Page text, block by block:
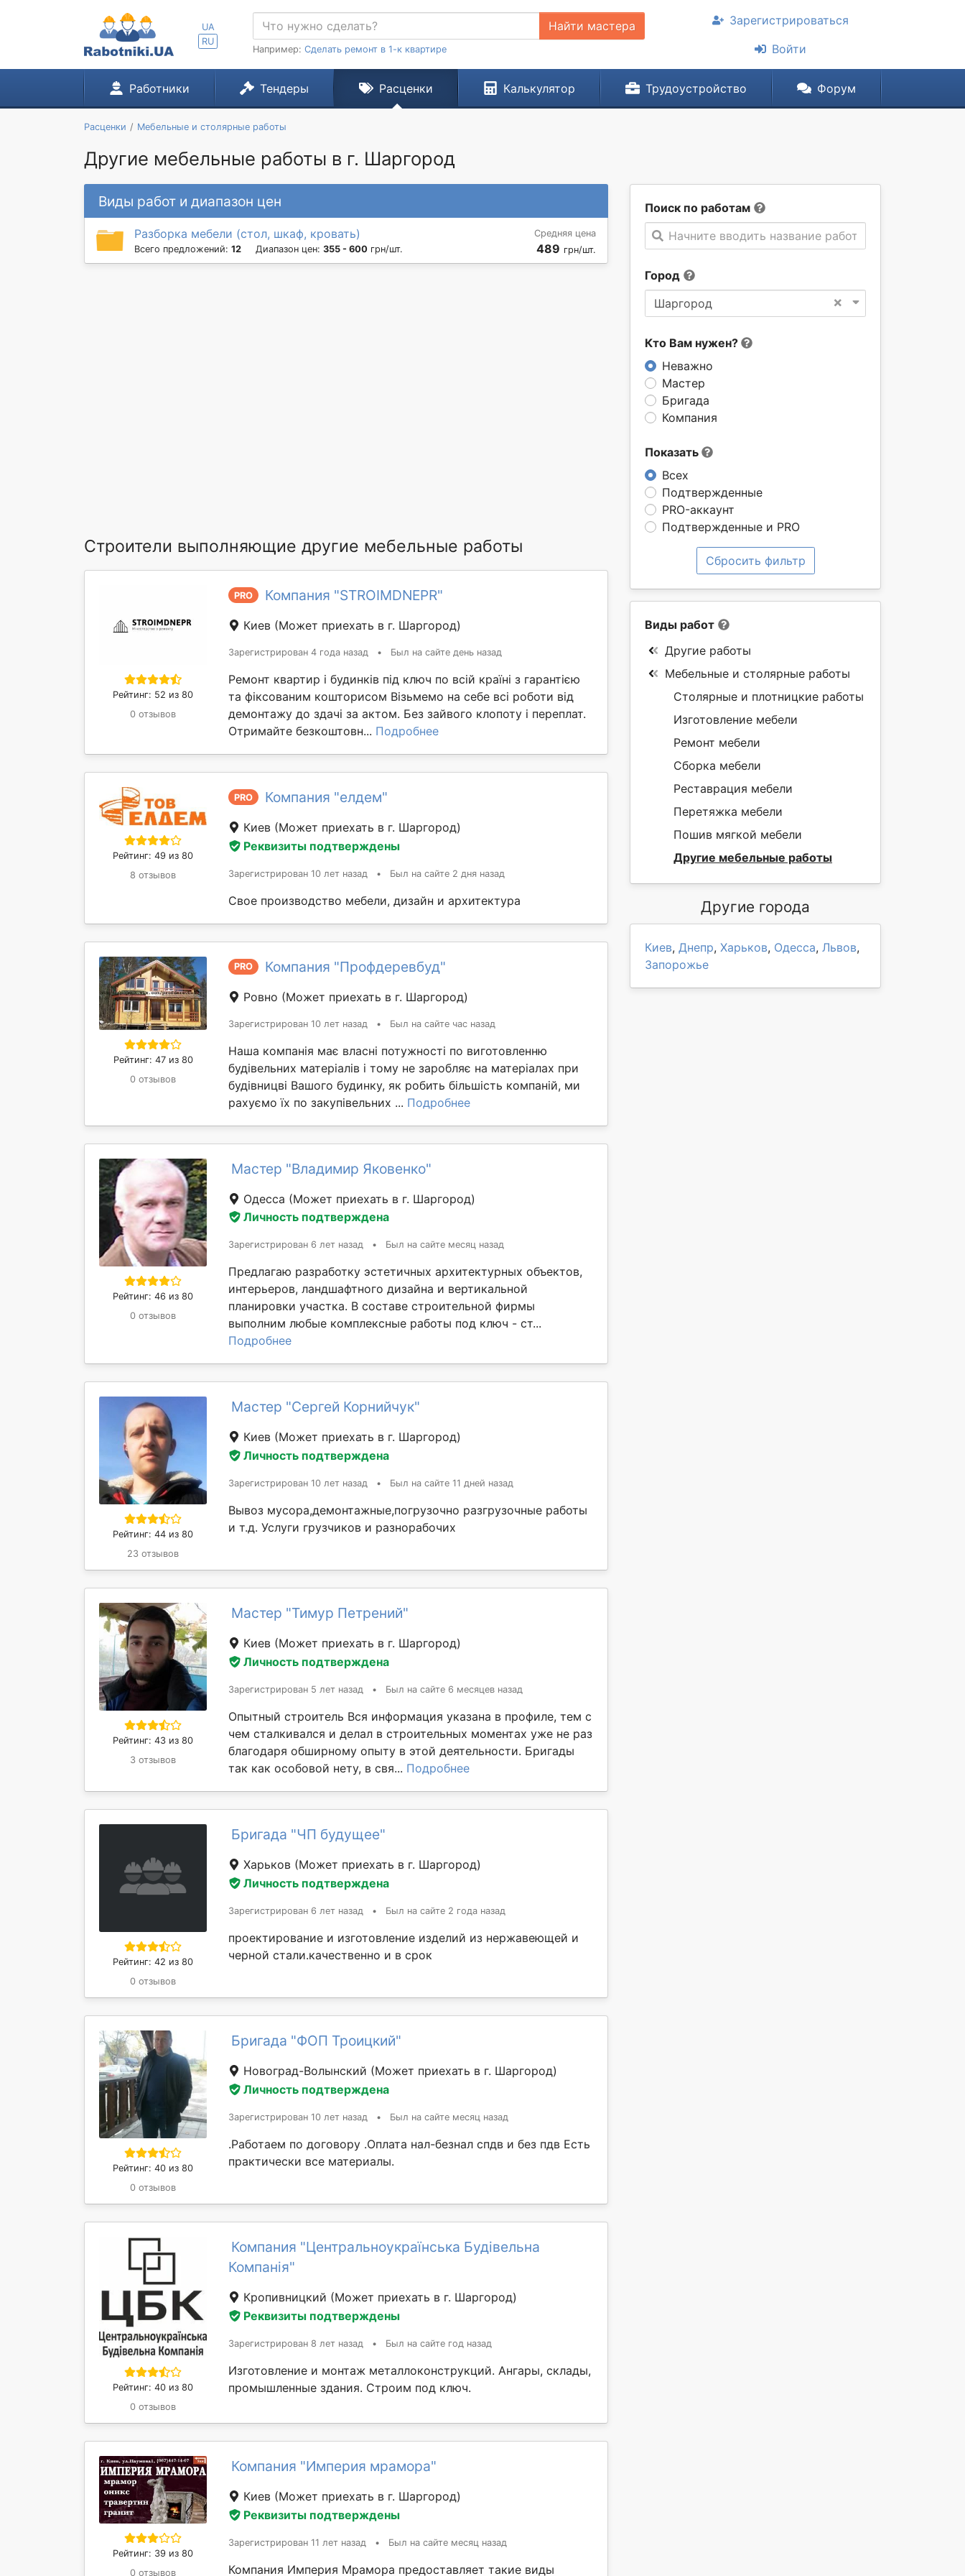
UA
RU
Найти мастера
Например: Сделать ремонт в 1-к квартире
Зарегистрироваться
Войти
Работники Тендеры Расценки Калькулятор Трудоустройство Форум
Расценки Мебельные и столярные работы
Другие мебельные работы в г. Шаргород
Поиск по работам
Начните вводить название работы
Город
×
Шаргород
Кто Вам нужен?
Неважно
Мастер
Бригада
Компания
Показать
Всех
Подтвержденные
PRO-аккаунт
Подтвержденные и PRO
Сбросить фильтр
Виды работ и диапазон цен
Разборка мебели (стол, шкаф, кровать)
Всего предложений: 12 Диапазон цен: 355 - 600 грн/шт.
Средняя цена
489 грн/шт.
Строители выполняющие другие мебельные работы
Рейтинг: 52 из 80
0 отзывов
PRO Компания "STROIMDNEPR"
Киев (Может приехать в г. Шаргород)
Зарегистрирован 4 года назад • Был на сайте день назад
Ремонт квартир і будинків під ключ по всій країні з гарантією
та фіксованим кошторисом Візьмемо на себе всі роботи від
демонтажу до здачі за актом. Без зайвого клопоту і переплат.
Отримайте безкоштовн... Подробнее
Рейтинг: 49 из 80
8 отзывов
PRO Компания "елдем"
Киев (Может приехать в г. Шаргород)
Реквизиты подтверждены
Зарегистрирован 10 лет назад • Был на сайте 2 дня назад
Свое производство мебели, дизайн и архитектура
Рейтинг: 47 из 80
0 отзывов
PRO Компания "Профдеревбуд"
Ровно (Может приехать в г. Шаргород)
Зарегистрирован 10 лет назад • Был на сайте час назад
Наша компанія має власні потужності по виготовленню
будівельних матеріалів і тому не заробляє на матеріалах при
будівницві Вашого будинку, як робить більшість компаній, ми
рахуємо їх по закупівельних ... Подробнее
Рейтинг: 46 из 80
0 отзывов
Мастер "Владимир Яковенко"
Одесса (Может приехать в г. Шаргород)
Личность подтверждена
Зарегистрирован 6 лет назад • Был на сайте месяц назад
Предлагаю разработку эстетичных архитектурных объектов,
интерьеров, ландшафтного дизайна и вертикальной
планировки участка. В составе строительной фирмы
выполним любые комплексные работы под ключ - ст...
Подробнее
Рейтинг: 44 из 80
23 отзывов
Мастер "Сергей Корнийчук"
Киев (Может приехать в г. Шаргород)
Личность подтверждена
Зарегистрирован 10 лет назад • Был на сайте 11 дней назад
Вывоз мусора,демонтажные,погрузочно разгрузочные работы
и т.д. Услуги грузчиков и разнорабочих
Рейтинг: 43 из 80
3 отзывов
Мастер "Тимур Петрений"
Киев (Может приехать в г. Шаргород)
Личность подтверждена
Зарегистрирован 5 лет назад • Был на сайте 6 месяцев назад
Опытный строитель Вся информация указана в профиле, тем с
чем сталкивался и делал в строительных моментах уже не раз
благодаря обширному опыту в этой деятельности. Бригады
так как особовой нету, в свя... Подробнее
Рейтинг: 42 из 80
0 отзывов
Бригада "ЧП будущее"
Харьков (Может приехать в г. Шаргород)
Личность подтверждена
Зарегистрирован 6 лет назад • Был на сайте 2 года назад
проектирование и изготовление изделий из нержавеющей и
черной стали.качественно и в срок
Рейтинг: 40 из 80
0 отзывов
Бригада "ФОП Троицкий"
Новоград-Волынский (Может приехать в г. Шаргород)
Личность подтверждена
Зарегистрирован 10 лет назад • Был на сайте месяц назад
.Работаем по договору .Оплата нал-безнал спдв и без пдв Есть
практически все материалы.
Рейтинг: 40 из 80
0 отзывов
Компания "Центральноукраїнська Будівельна
Компанія"
Кропивницкий (Может приехать в г. Шаргород)
Реквизиты подтверждены
Зарегистрирован 8 лет назад • Был на сайте год назад
Изготовление и монтаж металлоконструкций. Ангары, склады,
промышленные здания. Строим под ключ.
Рейтинг: 39 из 80
0 отзывов
Компания "Империя мрамора"
Киев (Может приехать в г. Шаргород)
Реквизиты подтверждены
Зарегистрирован 11 лет назад • Был на сайте месяц назад
Компания Империя Мрамора предоставляет такие виды
Виды работ
Другие работы
Мебельные и столярные работы
Столярные и плотницкие работы
Изготовление мебели
Ремонт мебели
Сборка мебели
Реставрация мебели
Перетяжка мебели
Пошив мягкой мебели
Другие мебельные работы
Другие города
Киев, Днепр, Харьков, Одесса, Львов,
Запорожье